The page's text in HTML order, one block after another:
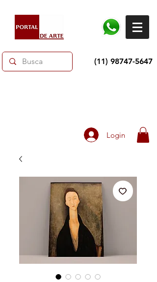
(11) 98747-5647
Login